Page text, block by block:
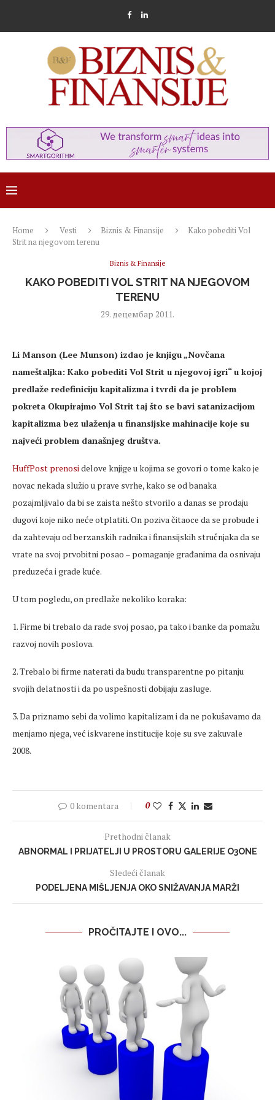
Home Vesti Biznis & Finansije
Kako pobediti Vol
Strit na njegovom terenu
Biznis & Finansije
KAKO POBEDITI VOL STRIT NA NJEGOVOM
TERENU
29. децембар 2011.
Li Manson (Lee Munson) izdao je knjigu „Novčana
nameštaljka: Kako pobediti Vol Strit u njegovoj igri“ u kojoj
predlaže redefiniciju kapitalizma i tvrdi da je problem
pokreta Okupirajmo Vol Strit taj što se bavi satanizacijom
kapitalizma bez ulaženja u finansijske mahinacije koje su
najveći problem današnjeg društva.
HuffPost prenosidelove knjige u kojima se govori o tome kako je
novac nekada služio u prave svrhe, kako se od banaka
pozajmljivalo da bi se zaista nešto stvorilo a danas se prodaju
dugovi koje niko neće otplatiti. On poziva čitaoce da se probude i
da zahtevaju od berzanskih radnika i finansijskih stručnjaka da se
vrate na svoj prvobitni posao – pomaganje građanima da osnivaju
preduzeća i grade kuće.
U tom pogledu, on predlaže nekoliko koraka:
1. Firme bi trebalo da rade svoj posao, pa tako i banke da pomažu
razvoj novih poslova.
2. Trebalo bi firme naterati da budu transparentne po pitanju
svojih delatnosti i da po uspešnosti dobijaju zasluge.
3. Da priznamo sebi da volimo kapitalizam i da ne pokušavamo da
menjamo njega, već iskvarene institucije koje su sve zakuvale
2008.
0 komentara 0
Prethodni članak
ABNORMAL I PRIJATELJI U PROSTORU GALERIJE O3ONE
Sledeći članak
PODELJENA MIŠLJENJA OKO SNIŽAVANJA MARŽI
PROČITAJTE I OVO...